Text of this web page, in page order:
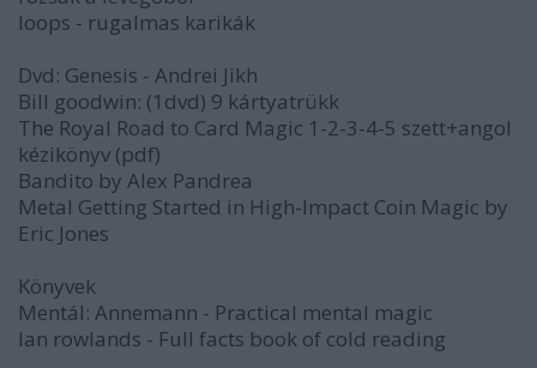
loops - rugalmas karikák
Dvd: Genesis - Andrei Jikh
Bill goodwin: (1dvd) 9 kártyatrükk
The Royal Road to Card Magic 1-2-3-4-5 szett+angol
kézikönyv (pdf)
Bandito by Alex Pandrea
Metal Getting Started in High-Impact Coin Magic by
Eric Jones
Könyvek
Mentál: Annemann - Practical mental magic
Ian rowlands - Full facts book of cold reading